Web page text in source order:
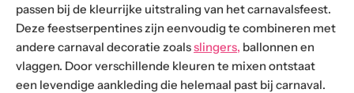
passen bij de kleurrijke uitstraling van het carnavalsfeest.
Deze feestserpentines zijn eenvoudig te combineren met
andere carnaval decoratie zoalsslingers, ballonnen en
vlaggen. Door verschillende kleuren te mixen ontstaat
een levendige aankleding die helemaal past bij carnaval.